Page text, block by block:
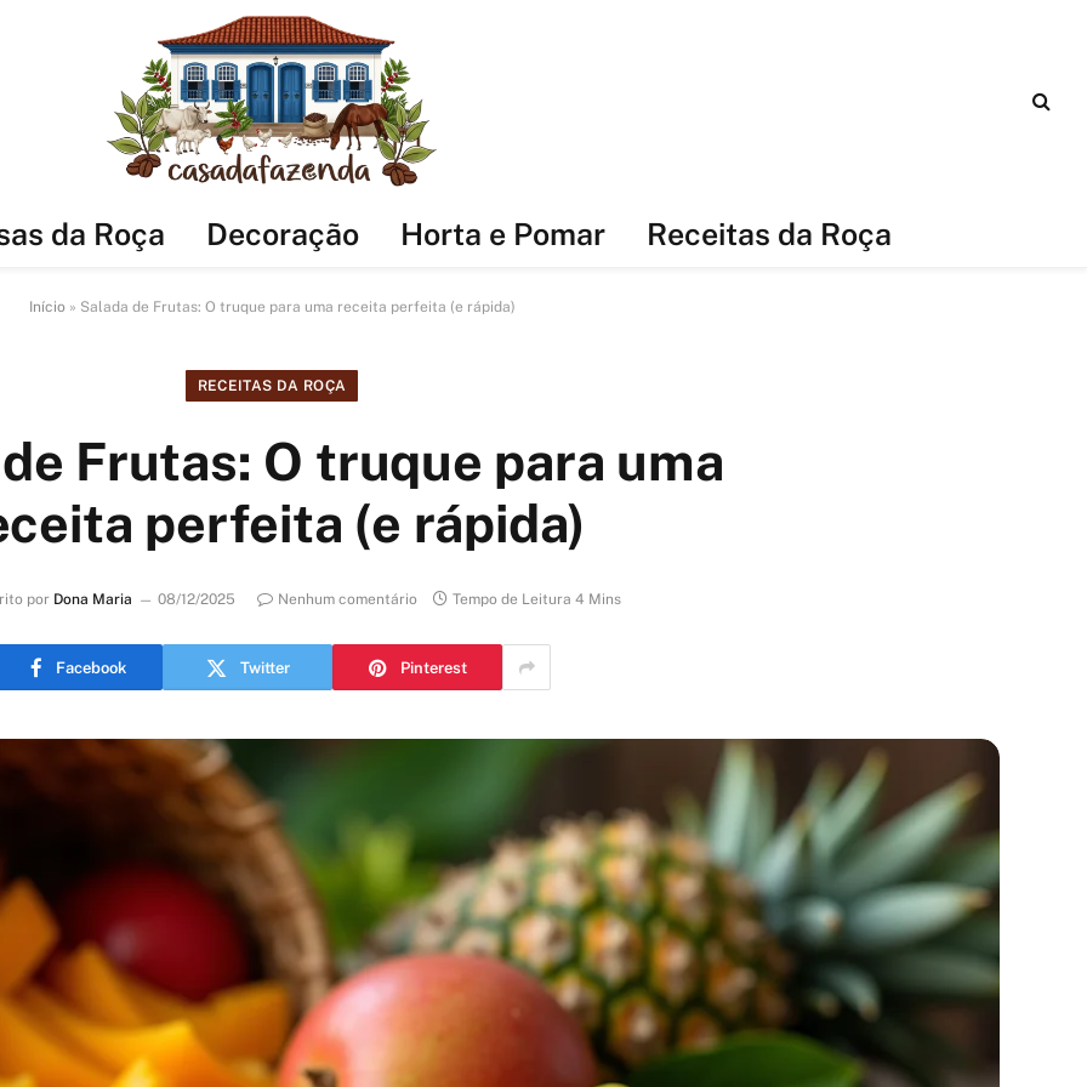
da Roça Decoração Horta e Pomar Receitas da Roça
Início » Salada de Frutas: O truque para uma receita perfeita (e rápida)
RECEITAS DA ROÇA
Frutas: O truque para uma
perfeita (e rápida)
por Dona Maria 08/12/2025 Nenhum comentário Tempo de Leitura 4 Mins
Facebook Twitter Pinterest